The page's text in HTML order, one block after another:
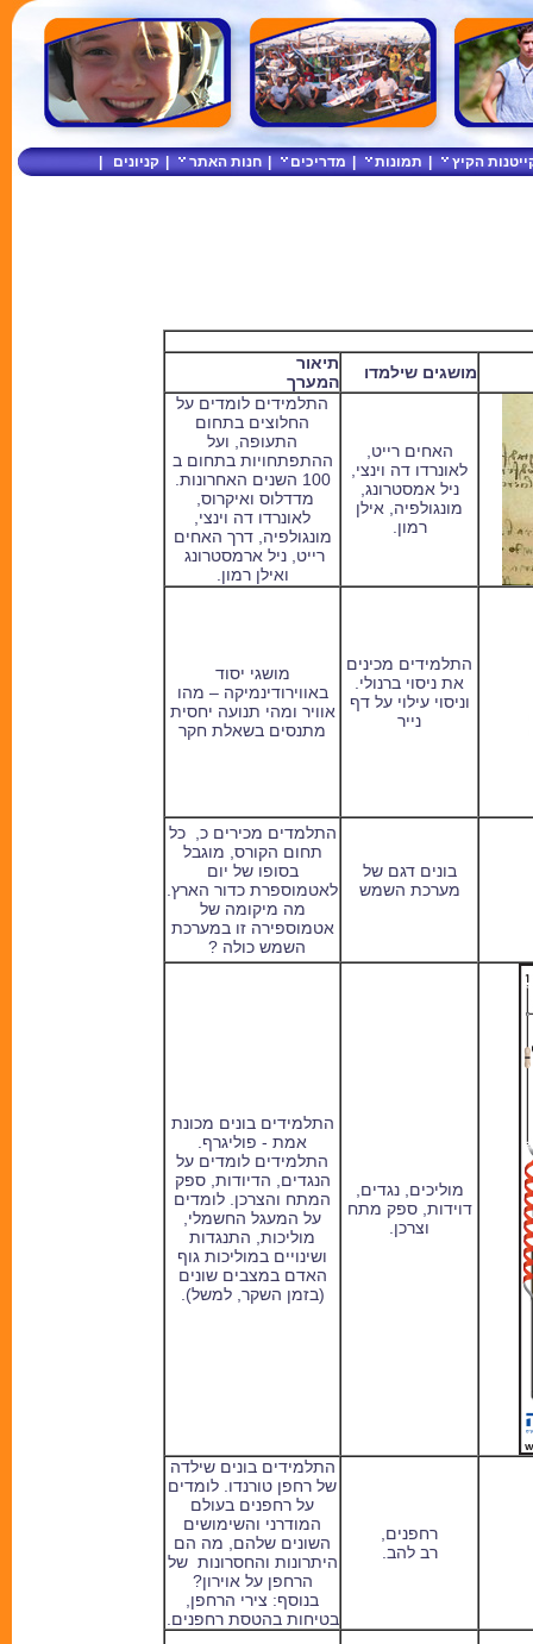
הקיץ תמונות מדריכים חנות האתר קניונים
מושגים שילמדו
תיאור
המערך
האחים רייט,
לאונרדו דה וינצי,
ניל אמסטרונג,
מונגולפיה, אילן
רמון.
התלמידים לומדים על
החלוצים בתחום
התעופה, ועל
ההתפתחויות בתחום ב
100 השנים האחרונות.
מדדלוס ואיקרוס,
לאונרדו דה וינצי,
מונגולפיה, דרך האחים
רייט, ניל ארמסטרונג
ואילן רמון.
התלמידים מכינים
את ניסוי ברנולי.
וניסוי עילוי על דף
נייר
מושגי יסוד
באווירודינמיקה – מהו
אוויר ומהי תנועה יחסית
מתנסים בשאלת חקר
בונים דגם של
מערכת השמש
התלמדים מכירים כ, כל
תחום הקורס, מוגבל
בסופו של יום
לאטמוספרת כדור הארץ.
מה מיקומה של
אטמוספירה זו במערכת
השמש כולה ?
מוליכים, נגדים,
דוידות, ספק מתח
וצרכן.
התלמידים בונים מכונת
אמת - פוליגרף.
התלמידים לומדים על
הנגדים, הדיודות, ספק
המתח והצרכן. לומדים
על המעגל החשמלי,
מוליכות, התנגדות
ושינויים במוליכות גוף
האדם במצבים שונים
(בזמן השקר, למשל).
רחפנים,
רב להב.
התלמידים בונים שילדה
של רחפן טורנדו. לומדים
על רחפנים בעולם
המודרני והשימושים
השונים שלהם, מה הם
היתרונות והחסרונות של
הרחפן על אוירון?
בנוסף: צירי הרחפן,
בטיחות בהטסת רחפנים.